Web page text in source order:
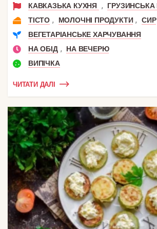
КАВКАЗЬКА КУХНЯ ,
ГРУЗИНСЬКА
ТІСТО , МОЛОЧНІ ПРОДУКТИ ,
СИР
ВЕГЕТАРІАНСЬКЕ ХАРЧУВАННЯ
НА ОБІД ,
НА ВЕЧЕРЮ
ВИПІЧКА
ЧИТАТИ ДАЛІ